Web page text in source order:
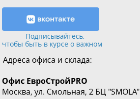
Подписывайтесь,
чтобы быть в курсе о важном
Адреса офиса и склада:
Офис ЕвроСтройPRO
Москва, ул. Смольная, 2 БЦ "SMOLA"